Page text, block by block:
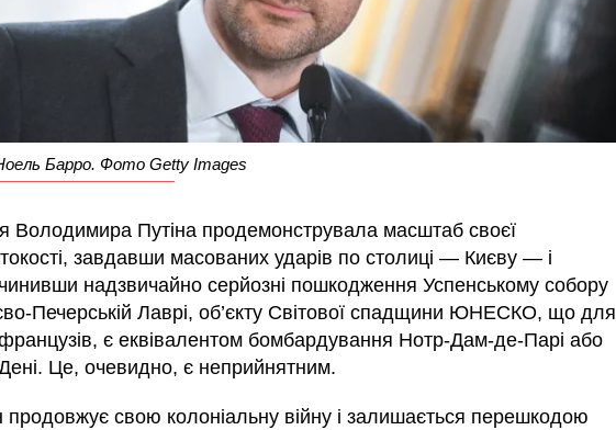
Барро. Фото Getty Images
Володимира Путіна продемонструвала масштаб своєї
завдавши масованих ударів по столиці — Києву — і
надзвичайно серйозні пошкодження Успенському собору
Печерській Лаврі, об’єкту Світової спадщини ЮНЕСКО, що для
є еквівалентом бомбардування Нотр-Дам-де-Парі або
Це, очевидно, є неприйнятним.
продовжує свою колоніальну війну і залишається перешкодою